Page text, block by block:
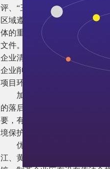
评、“三线一单”和行业环境准
区域遵循重点重金属污染物排
体的重金属污染物排放总量及
文件。新、改、扩建重点行业
企业清单（以下简称全口径清
企业削减量无法满足时可从其
项目环境影响评价审批，不得
加大落后产能淘汰力度。根
的落后生产工艺设备名录》等
要，有条件的地区可制定实施
境保护、能耗等相关法规标准
优化重点行业企业布局。积
江、黄河中上游地区转移。禁